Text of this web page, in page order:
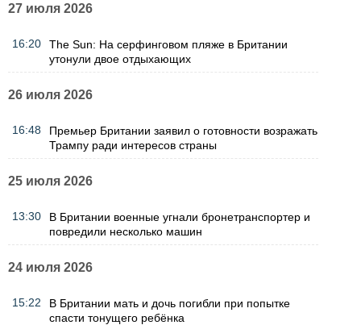
27 июля 2026
16:20
The Sun: На серфинговом пляже в Британии
утонули двое отдыхающих
26 июля 2026
16:48
Премьер Британии заявил о готовности возражать
Трампу ради интересов страны
25 июля 2026
13:30
В Британии военные угнали бронетранспортер и
повредили несколько машин
24 июля 2026
15:22
В Британии мать и дочь погибли при попытке
спасти тонущего ребёнка